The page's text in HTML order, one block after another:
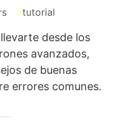
#tutorial
desde los
avanzados,
de buenas
errores comunes.